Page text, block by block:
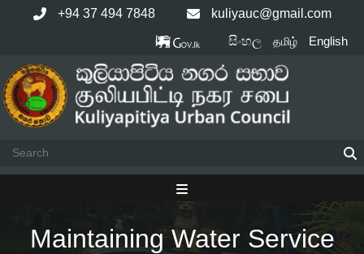
+94 37 494 7848 kuliyauc@gmail.com
සිංහල தமிழ் English
Maintaining Water Service